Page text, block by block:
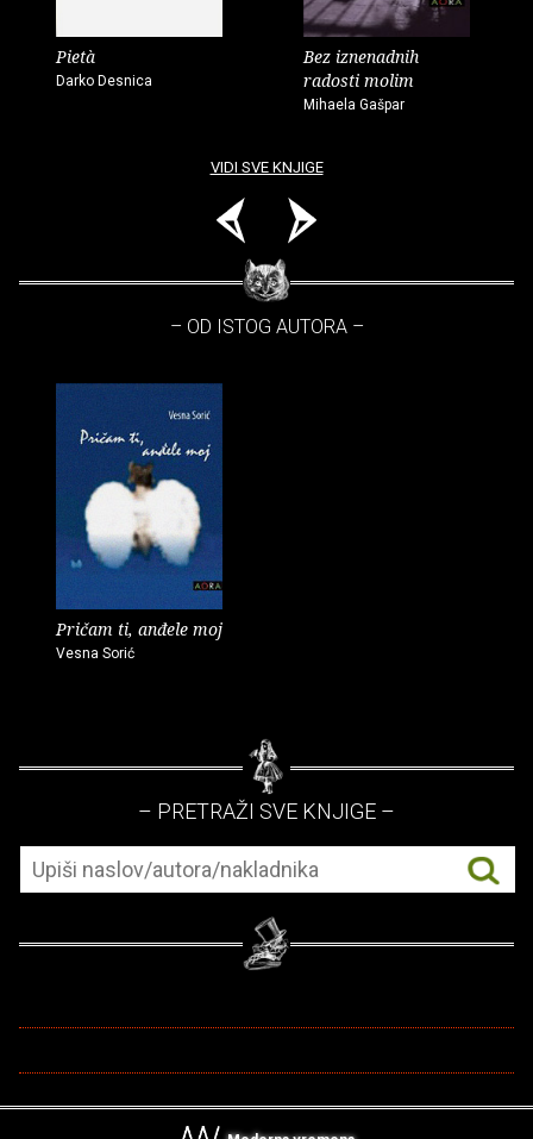
Pietà
Darko Desnica
Bez iznenadnih
radosti molim
Mihaela Gašpar
VIDI SVE KNJIGE
– OD ISTOG AUTORA –
Pričam ti, anđele moj
Vesna Sorić
– PRETRAŽI SVE KNJIGE –